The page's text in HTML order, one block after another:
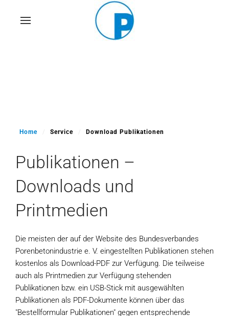
Skip
Home Service Download Publikationen
Publikationen –
Downloads und
Printmedien
Die meisten der auf der Website des Bundesverbandes
Porenbetonindustrie e. V. eingestellten Publikationen stehen
kostenlos als Download-PDF zur Verfügung. Die teilweise
auch als Printmedien zur Verfügung stehenden
Publikationen bzw. ein USB-Stick mit ausgewählten
Publikationen als PDF-Dokumente können über das
"Bestellformular Publikationen" gegen entsprechende